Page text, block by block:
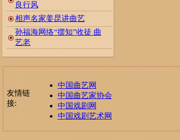
良行风
相声名家姜昆讲曲艺
孙福海网络“摆知”收徒 曲
艺老
友情链
接:
中国曲艺网
中国曲艺家协会
中国戏剧网
中国戏剧艺术网